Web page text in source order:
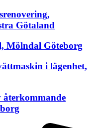
Götaland
Mölndal Göteborg
i lägenhet,
återkommande